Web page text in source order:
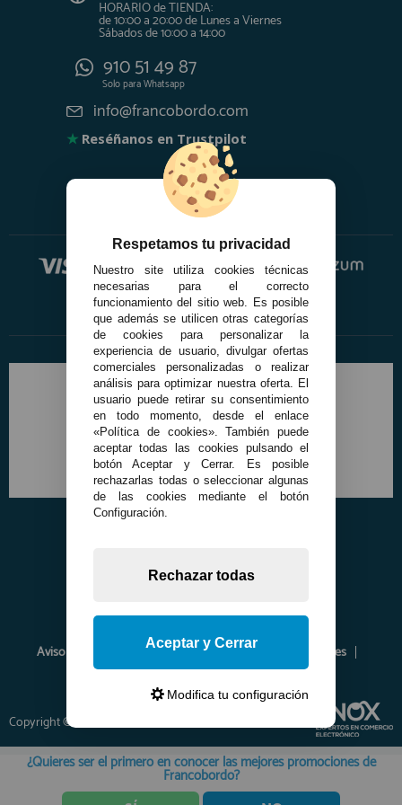
HORARIO de TIENDA:
de 10:00 a 20:00 de Lunes a Viernes
Sábados de 10:00 a 14:00
910 51 49 87
Solo paraWhatsapp
info@francobordo.com
★ Reséñanos en Trustpilot
Aviso Legal Política de Privacidad
Política de Cookies
Envíos y Devoluciones
Opiniones
Copyright © 2026 www.francobordo.com
Respetamos tu privacidad
Nuestro site utiliza cookies técnicas
necesarias para el correcto
funcionamiento del sitio web. Es posible
que además se utilicen otras categorías
de cookies para personalizar la
experiencia de usuario, divulgar ofertas
comerciales personalizadas o realizar
análisis para optimizar nuestra oferta. El
usuario puede retirar su consentimiento
en todo momento, desde el enlace
«Política de cookies». También puede
aceptar todas las cookies pulsando el
botón Aceptar y Cerrar. Es posible
rechazarlas todas o seleccionar algunas
de las cookies mediante el botón
Configuración.
Rechazar todas
Aceptar y Cerrar
Modifica tu configuración
¿Quieres ser el primero en conocer las mejores promociones de
Francobordo?